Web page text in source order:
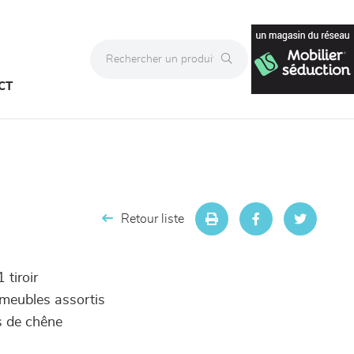
Retour liste
tiroir
assortis
de chêne